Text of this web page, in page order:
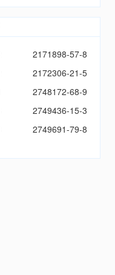
2171898-57-8
2172306-21-5
2748172-68-9
2749436-15-3
2749691-79-8